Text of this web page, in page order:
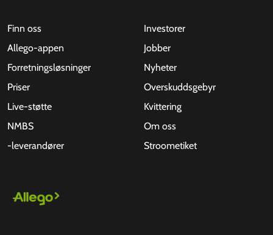
Finn oss
Allego-appen
Forretningsløsninger
Priser
Live-støtte
NMBS
-leverandører
Investorer
Jobber
Nyheter
Overskuddsgebyr
Kvittering
Om oss
Stroometiket